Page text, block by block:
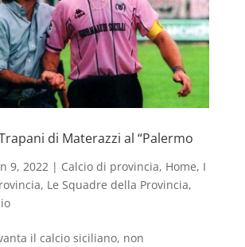
di Materazzi al “Palermo
9, 2022| Calcio di provincia, Home, I
, Le Squadre della Provincia,
il calcio siciliano, non